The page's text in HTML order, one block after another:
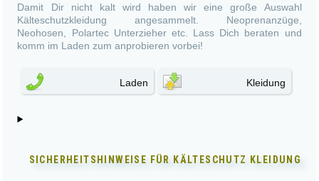
Damit Dir nicht kalt wird haben wir eine große Auswahl
Kälteschutzkleidung angesammelt. Neoprenanzüge,
Neohosen, Polartec Unterzieher etc. Lass Dich beraten und
komm im Laden zum anprobieren vorbei!
Laden Kleidung
SICHERHEITSHINWEISE FÜR KÄLTESCHUTZ KLEIDUNG